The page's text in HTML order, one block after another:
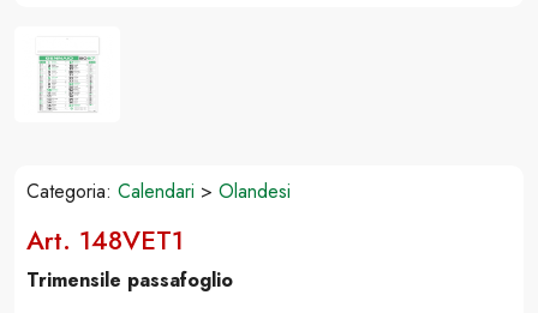
Categoria: Calendari > Olandesi
Art. 148VET1
Trimensile passafoglio